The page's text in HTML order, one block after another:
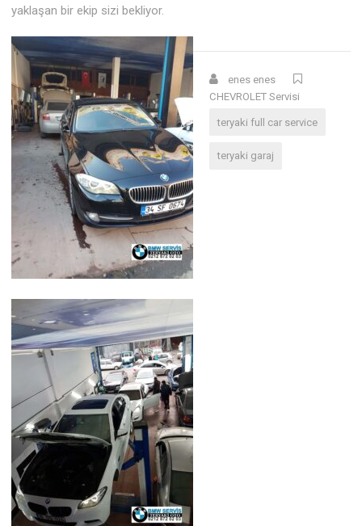
yaklaşan bir ekip sizi bekliyor.
enes enes
CHEVROLET Servisi
teryaki full car service
teryaki garaj